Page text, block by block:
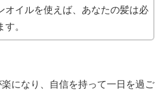
オイルを使えば、あなたの髪は必
。
になり、自信を持って一日を過ご